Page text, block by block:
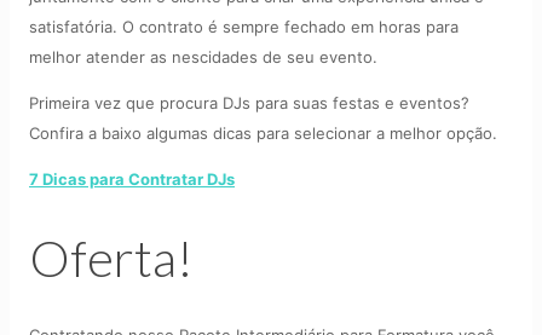
satisfatória. O contrato é sempre fechado em horas para
melhor atender as nescidades de seu evento.
Primeira vez que procura DJs para suas festas e eventos?
Confira a baixo algumas dicas para selecionar a melhor opção.
7 Dicas para Contratar DJs
Oferta!